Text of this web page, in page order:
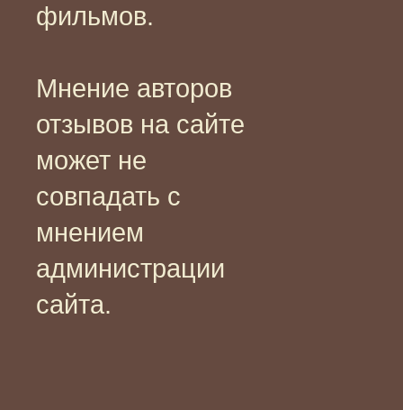
фильмов.
Мнение авторов
отзывов на сайте
может не
совпадать с
мнением
администрации
сайта.